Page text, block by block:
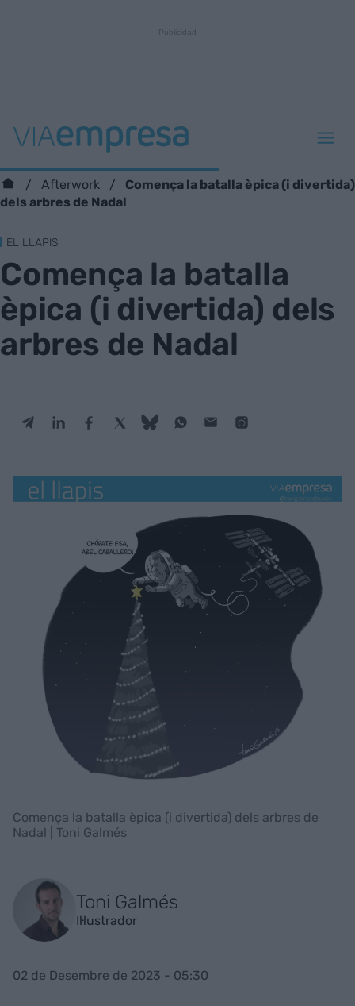
Afterwork
Comença la batalla èpica (i divertida)
dels arbres de Nadal
EL LLAPIS
Comença la batalla
èpica (i divertida) dels
arbres de Nadal
Comença la batalla èpica (i divertida) dels arbres de
Nadal | Toni Galmés
Toni Galmés
Il·lustrador
02 de Desembre de 2023 - 05:30